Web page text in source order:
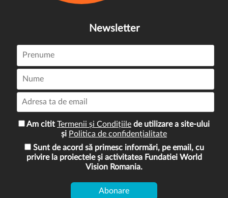
Newsletter
Am citit Termenii și Condițiile de utilizare a site-ului
și Politica de confidențialitate
Sunt de acord să primesc informări, pe email, cu
privire la proiectele și activitatea Fundatiei World
Vision Romania.